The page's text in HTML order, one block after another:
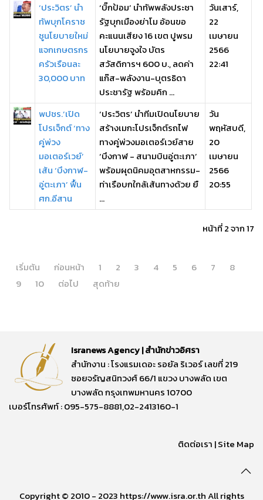
‘ประวิตร’ นำ
ทัพบุกโคราช
ชูนโยบายใหม่
แจกเกษตรกร
ครัวเรือนละ
30,000 บาท
‘บิ๊กป้อม’ นำทัพพลังประชา
รัฐบุกเมืองย่าโม อ้อนขอ
คะแนนเสียง 16 เขต ปูพรม
นโยบายจูงใจ บัตร
สวัสดิการฯ 600 บ., ลดค่า
แก๊ส-พลังงาน-บุตรธิดา
ประชารัฐ พร้อมคิก ...
วันเสาร์,
22
เมษายน
2566
22:41
พปชร.’เปิด
โปรเจ็กต์ ‘ทาง
คู่พ่วง
มอเตอร์เวย์’
เส้น ‘บึงกาฬ-
อู่ตะเภา’ ฟื้น
ศก.อีสาน
‘ประวิตร’ นำทีมเปิดนโยบาย
สร้างเมกะโปรเจ็กต์รถไฟ
ทางคู่พ่วงมอเตอร์เวย์สาย
‘บึงกาฬ - สนามบินอู่ตะเภา’
พร้อมผุดนิคมอุตสาหกรรม-
ท่าเรือบกใกล้เส้นทางด้วย ยื
...
วัน
พฤหัสบดี,
20
เมษายน
2566
20:55
หน้าที่ 2 จาก 17
เริ่มต้น ก่อนหน้า 1 2 3 4 5 6 7
8
9
10 ต่อไป สุดท้าย
Isranews Agency | สำนักข่าวอิศรา
สำนักงาน : โรงแรมเดอะ รอยัล ริเวอร์ เลขที่ 219
ซอยจรัญสนิทวงศ์ 66/1 แขวง บางพลัด เขต
บางพลัด กรุงเทพมหานคร 10700
เบอร์โทรศัพท์ : 095-575-8881,02-2413160-1
ติดต่อเรา |Site Map
Copyright © 2010 - 2023 https://www.isra.or.th All rights